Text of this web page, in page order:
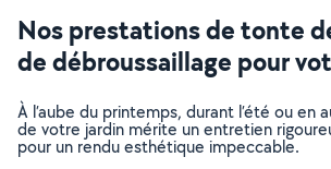
Nos prestations de tonte
de débroussaillage pour
À l’aube du printemps, durant l’été ou en
de votre jardin mérite un entretien
pour un rendu esthétique impeccable.